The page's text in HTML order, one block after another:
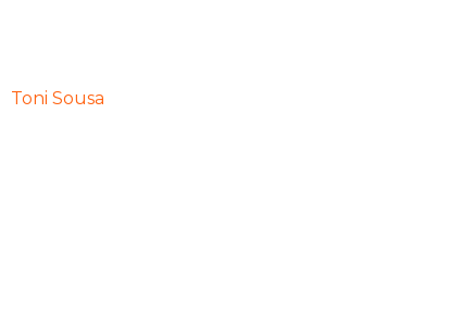
Toni Sousa